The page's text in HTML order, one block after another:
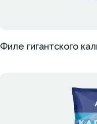
Филе гигантского